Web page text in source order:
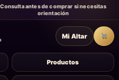
Consulta antes de comprar si necesitas
orientación
Productos
Mi Altar